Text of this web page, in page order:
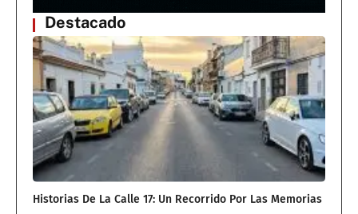
Destacado
Historias De La Calle 17: Un Recorrido Por Las Memorias